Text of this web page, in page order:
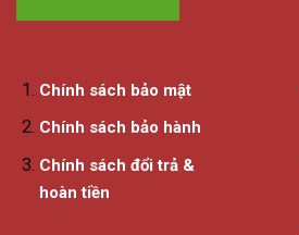
Chính sách bảo mật
Chính sách bảo hành
Chính sách đổi trả &
hoàn tiền